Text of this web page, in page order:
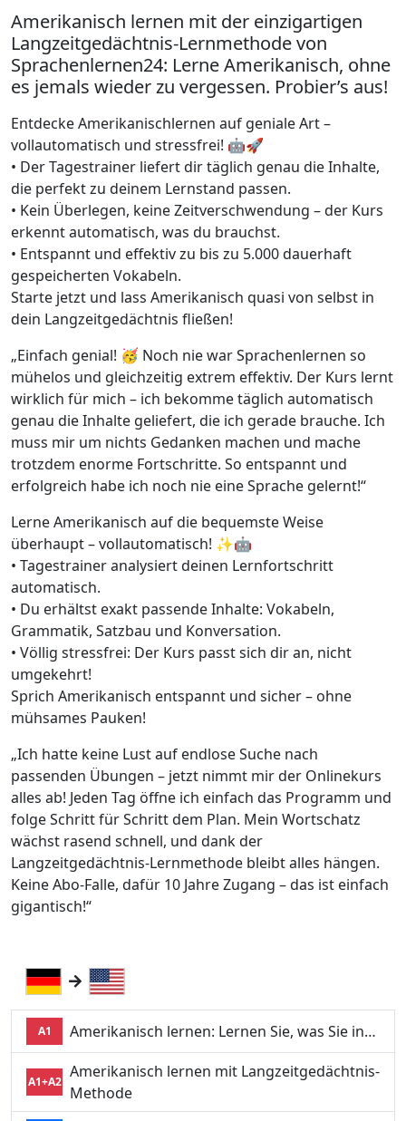
Amerikanisch lernen mit der einzigartigen
Langzeitgedächtnis-Lernmethode von
Sprachenlernen24: Lerne Amerikanisch, ohne
es jemals wieder zu vergessen. Probier’s aus!
Entdecke Amerikanischlernen auf geniale Art –
vollautomatisch und stressfrei! 🤖🚀
• Der Tagestrainer liefert dir täglich genau die Inhalte,
die perfekt zu deinem Lernstand passen.
• Kein Überlegen, keine Zeitverschwendung – der Kurs
erkennt automatisch, was du brauchst.
• Entspannt und effektiv zu bis zu 5.000 dauerhaft
gespeicherten Vokabeln.
Starte jetzt und lass Amerikanisch quasi von selbst in
dein Langzeitgedächtnis fließen!
„Einfach genial! 🥳 Noch nie war Sprachenlernen so
mühelos und gleichzeitig extrem effektiv. Der Kurs lernt
wirklich für mich – ich bekomme täglich automatisch
genau die Inhalte geliefert, die ich gerade brauche. Ich
muss mir um nichts Gedanken machen und mache
trotzdem enorme Fortschritte. So entspannt und
erfolgreich habe ich noch nie eine Sprache gelernt!“
Lerne Amerikanisch auf die bequemste Weise
überhaupt – vollautomatisch! ✨🤖
• Tagestrainer analysiert deinen Lernfortschritt
automatisch.
• Du erhältst exakt passende Inhalte: Vokabeln,
Grammatik, Satzbau und Konversation.
• Völlig stressfrei: Der Kurs passt sich dir an, nicht
umgekehrt!
Sprich Amerikanisch entspannt und sicher – ohne
mühsames Pauken!
„Ich hatte keine Lust auf endlose Suche nach
passenden Übungen – jetzt nimmt mir der Onlinekurs
alles ab! Jeden Tag öffne ich einfach das Programm und
folge Schritt für Schritt dem Plan. Mein Wortschatz
wächst rasend schnell, und dank der
Langzeitgedächtnis-Lernmethode bleibt alles hängen.
Keine Abo-Falle, dafür 10 Jahre Zugang – das ist einfach
gigantisch!“
A1 Amerikanisch lernen: Lernen Sie, was Sie in…
A1+A2
Amerikanisch lernen mit Langzeitgedächtnis-
Methode